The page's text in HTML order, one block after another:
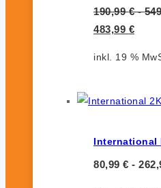
190,99€-
483,99 €
inkl. 19 %
International
80,99 € -